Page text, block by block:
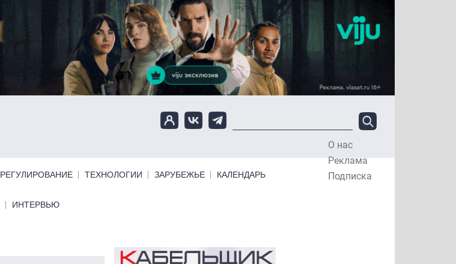
О нас
Реклама
Подписка
РЕГУЛИРОВАНИЕ ТЕХНОЛОГИИ ЗАРУБЕЖЬЕ КАЛЕНДАРЬ
ИНТЕРВЬЮ